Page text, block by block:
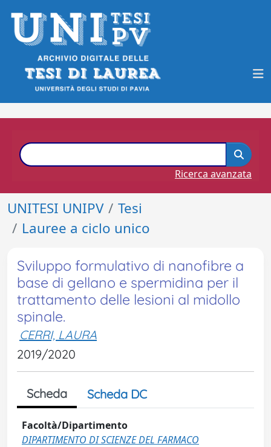
Ricerca avanzata
UNITESI UNIPV
Tesi
Lauree a ciclo unico
Sviluppo formulativo di nanofibre a
base di gellano e spermidina per il
trattamento delle lesioni al midollo
spinale.
CERRI, LAURA
2019/2020
Scheda Scheda DC
Facoltà/Dipartimento
DIPARTIMENTO DI SCIENZE DEL FARMACO